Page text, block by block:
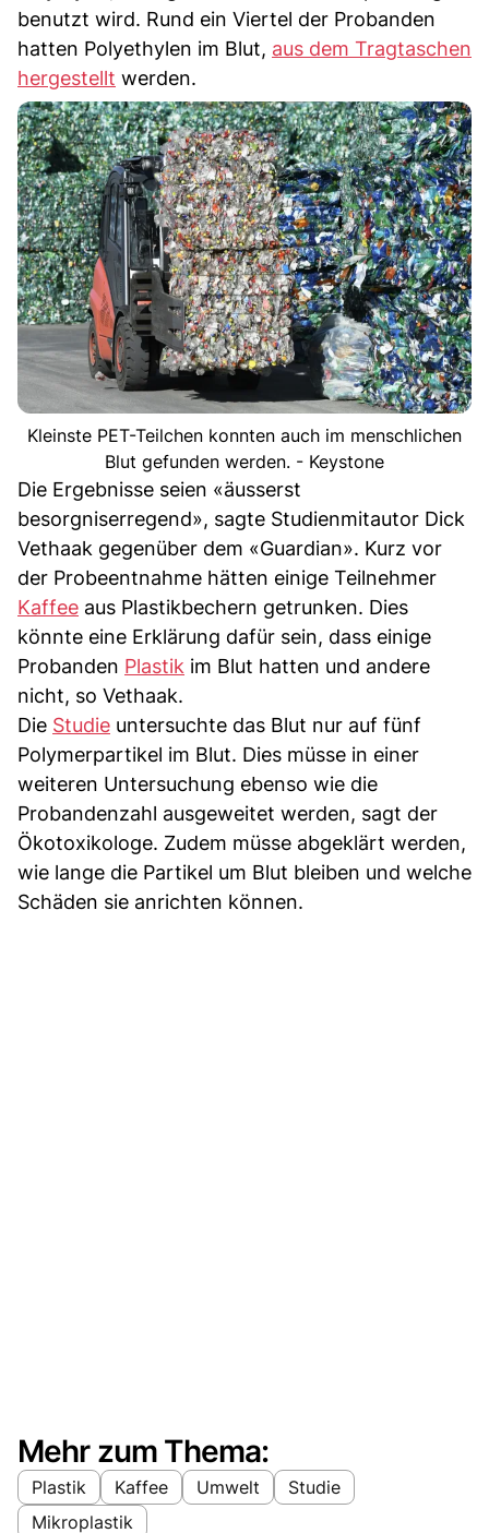
benutzt wird. Rund ein Viertel der Probanden
hatten Polyethylen im Blut, aus dem Tragtaschen
hergestellt werden.
Kleinste PET-Teilchen konnten auch im menschlichen
Blut gefunden werden. - Keystone
Die Ergebnisse seien «äusserst
besorgniserregend», sagte Studienmitautor Dick
Vethaak gegenüber dem «Guardian». Kurz vor
der Probeentnahme hätten einige Teilnehmer
Kaffee aus Plastikbechern getrunken. Dies
könnte eine Erklärung dafür sein, dass einige
Probanden Plastik im Blut hatten und andere
nicht, so Vethaak.
Die Studie untersuchte das Blut nur auf fünf
Polymerpartikel im Blut. Dies müsse in einer
weiteren Untersuchung ebenso wie die
Probandenzahl ausgeweitet werden, sagt der
Ökotoxikologe. Zudem müsse abgeklärt werden,
wie lange die Partikel um Blut bleiben und welche
Schäden sie anrichten können.
Mehr zum Thema:
Plastik Kaffee Umwelt
Studie
Mikroplastik